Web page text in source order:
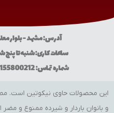
آدرس: مشهد - بلوار معلم -
ساعات کاری: شنبه تا پنج شنبه از
شماره تماس: 09155800212 - 09014432930
این محصولات حاوی نیکوتین است.
و بانوان باردار و شیرده ممنوع و